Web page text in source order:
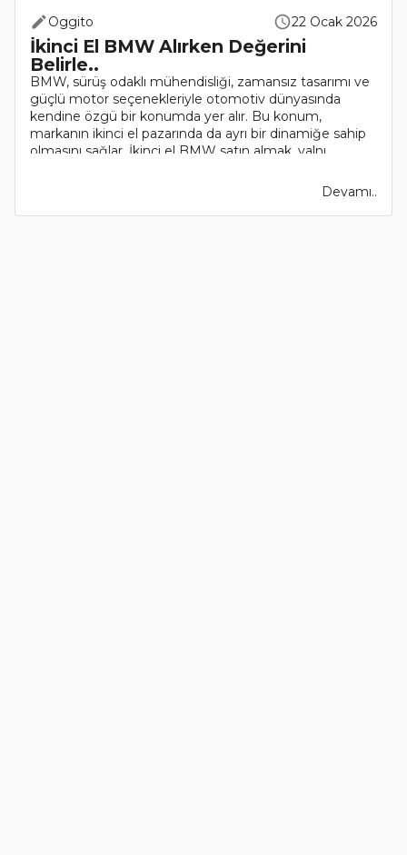
Oggito 22 Ocak 2026
İkinci El BMW Alırken Değerini
Belirle..
BMW, sürüş odaklı mühendisliği, zamansız tasarımı ve
güçlü motor seçenekleriyle otomotiv dünyasında
kendine özgü bir konumda yer alır. Bu konum,
markanın ikinci el pazarında da ayrı bir dinamiğe sahip
olmasını sağlar. İkinci el BMW satın almak, yalnı..
Devamı..